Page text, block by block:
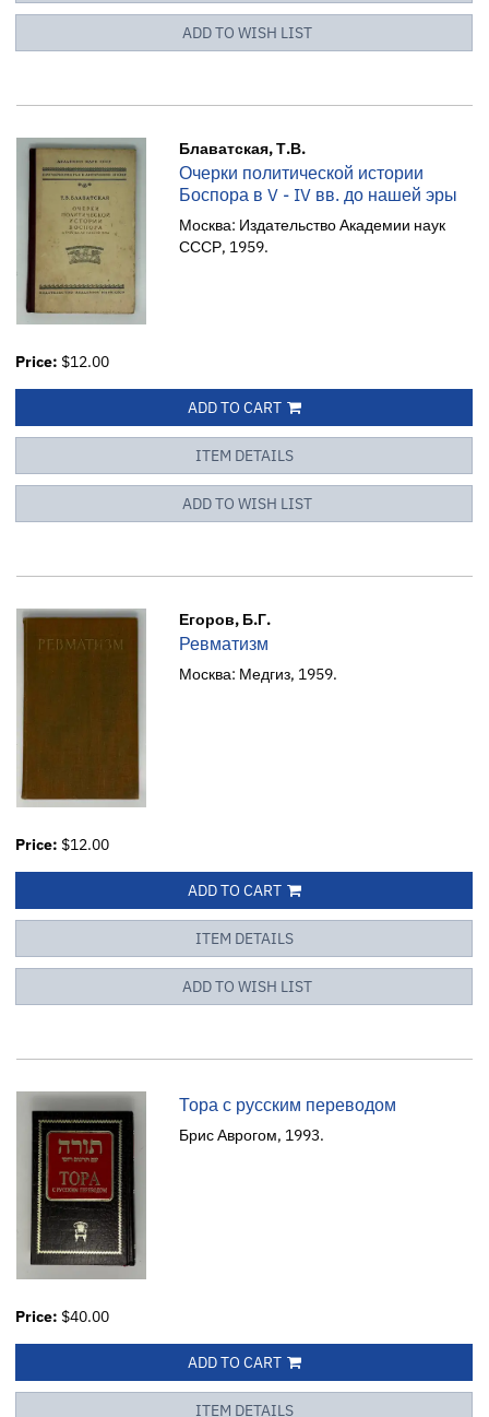
ADD TO WISH LIST
Блаватская, Т.В.
Очерки политической истории
Боспора в V - IV вв. до нашей эры
Москва: Издательство Академии наук
СССР, 1959.
Price: $12.00
ADD TO CART
ITEM DETAILS
ADD TO WISH LIST
Егоров, Б.Г.
Ревматизм
Москва: Медгиз, 1959.
Price: $12.00
ADD TO CART
ITEM DETAILS
ADD TO WISH LIST
Тора с русским переводом
Брис Аврогом, 1993.
Price: $40.00
ADD TO CART
ITEM DETAILS